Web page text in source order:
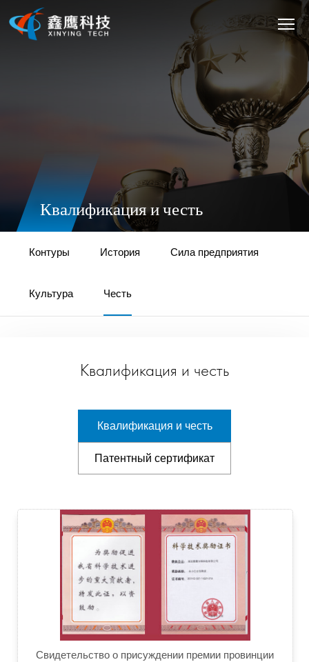
Квалификация и честь
Контуры История Сила предприятия
Культура Честь
Квалификация и честь
Квалификация и честь
Патентный сертификат
Свидетельство о присуждении премии провинции